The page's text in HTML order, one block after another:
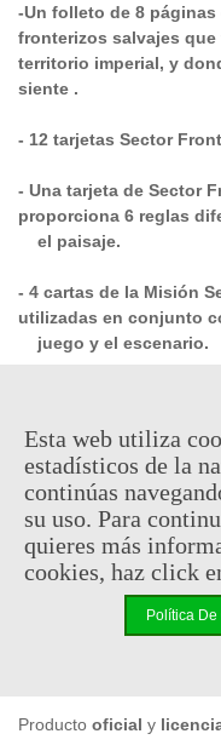
-Un folleto de 8
fronterizos salvajes
territorio imperial, y
siente .
- 12 tarjetas Sector
- Una tarjeta de Sector
proporciona 6 reglas
el paisaje.
- 4 cartas de la Misión
utilizadas en conjunto
juego y el escenario.
- Incluye dos juegos de
paredes con ranuras,
ventanas blindadas, 1
pequeñas de piso en
asemeja a una luz.Si
puede construir un
edificio completo de
También hay 2 marcos
Producto oficial y
Esta web utiliza
estadísticos de la
continúas
su uso. Para
quieres más
cookies, haz click
Política